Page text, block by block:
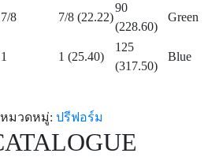
7/8 7/8 (22.22)
90
(228.60)
Green
1 1 (25.40)
125
(317.50)
Blue
หมวดหมู่: ปรีฟอร์ม